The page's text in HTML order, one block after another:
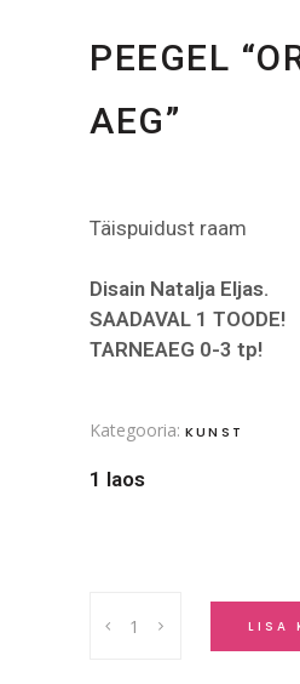
PEEGEL
AEG”
Täispuidust raam
Disain Natalja Eljas.
SAADAVAL 1 TOODE!
TARNEAEG 0-3 tp!
Kategooria: KUNST
1 laos
"Oranz
LISA